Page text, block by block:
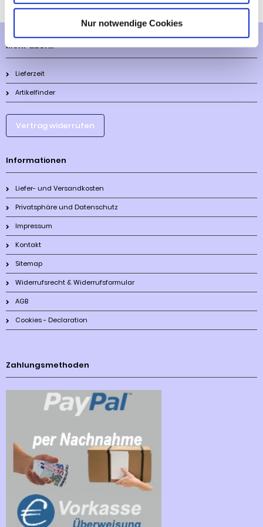
Nur notwendige Cookies
Mehr über...
Lieferzeit
Artikelfinder
Vertrag widerrufen
Informationen
Liefer- und Versandkosten
Privatsphäre und Datenschutz
Impressum
Kontakt
Sitemap
Widerrufsrecht & Widerrufsformular
AGB
Cookies - Declaration
Zahlungsmethoden